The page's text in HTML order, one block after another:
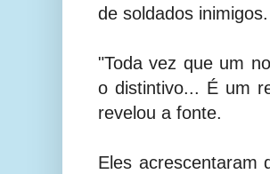
de soldados inimigos.
"Toda vez que um
o distintivo... É um
revelou a fonte.
Eles acrescentaram